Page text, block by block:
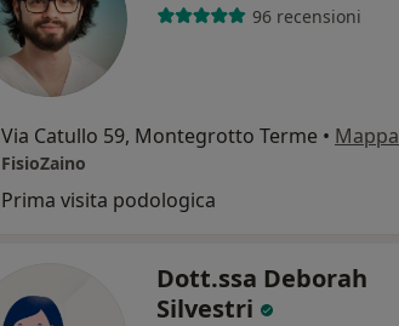
96 recensioni
Via Catullo 59, Montegrotto Terme • Mappa
FisioZaino
Prima visita podologica
Dott.ssa Deborah
Silvestri